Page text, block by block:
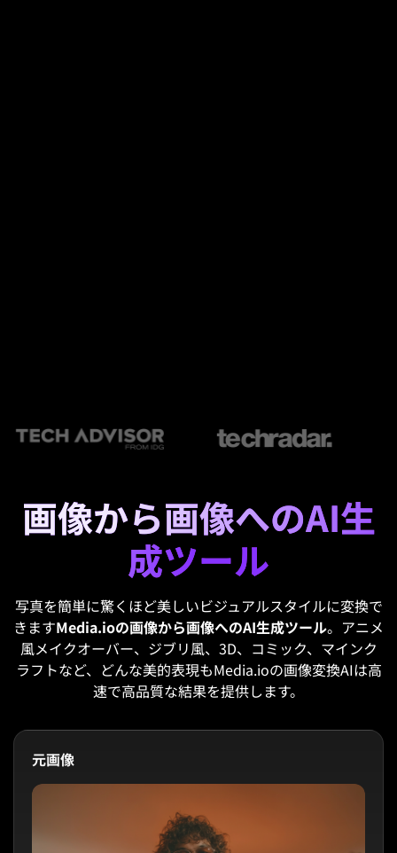
画像から画像へのAI生
成ツール
写真を簡単に驚くほど美しいビジュアルスタイルに変換で
きますMedia.ioの画像から画像へのAI生成ツール。アニメ
風メイクオーバー、ジブリ風、3D、コミック、マインク
ラフトなど、どんな美的表現もMedia.ioの画像変換AIは高
速で高品質な結果を提供します。
元画像